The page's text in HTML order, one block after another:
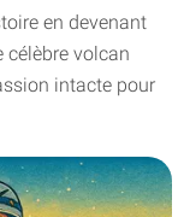
en devenant
célèbre volcan
intacte pour